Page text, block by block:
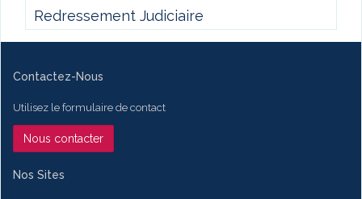
Redressement Judiciaire
Contactez-Nous
Utilisez le formulaire de contact
Nous contacter
Nos Sites